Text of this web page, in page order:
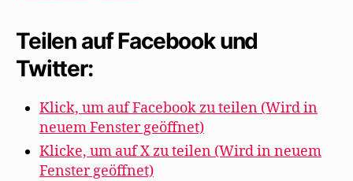
Teilen auf Facebook und
Twitter:
Klick, um auf Facebook zu teilen (Wird in
neuem Fenster geöffnet)
Klicke, um auf X zu teilen (Wird in neuem
Fenster geöffnet)